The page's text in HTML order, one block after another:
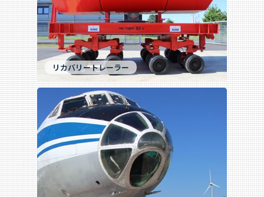
リカバリートレーラー